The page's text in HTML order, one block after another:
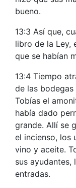
bueno.
13:3 Así que,
libro de la Ley,
que se habían
13:4 Tiempo
de las
Tobías el
había dado
grande. Allí se
el incienso, los
vino y aceite.
sus
entradas.